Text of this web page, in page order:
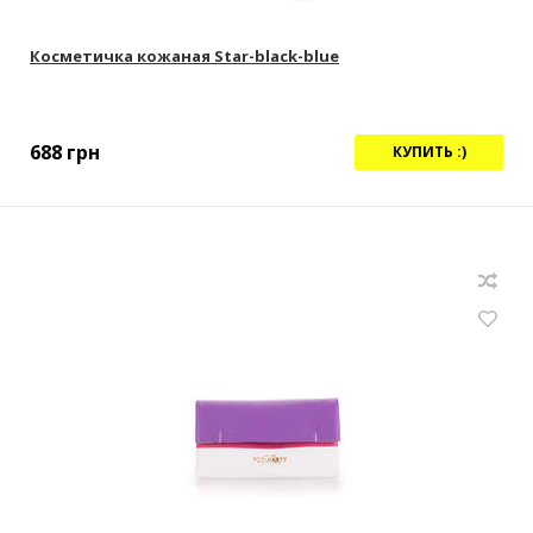
Косметичка кожаная Star-black-blue
688 грн КУПИТЬ :)